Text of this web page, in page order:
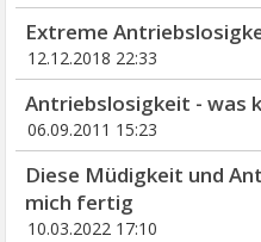
Extreme
12.12.2018 22:33
Antriebslosigkeit - was
06.09.2011 15:23
Diese Müdigkeit und
mich fertig
10.03.2022 17:10